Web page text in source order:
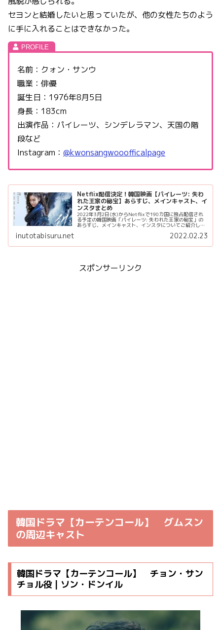
セヨンと結婚したいと思っていたが、他の女性たちのよう
に手に入れることはできなかった。
名前：クォン・サンウ
職業：俳優
誕生日：1976年8月5日
身長：183cm
出演作品：パイレーツ、シンデレラマン、天国の階
段など
Instagram： @kwonsangwooofficalpage
Netflix配信決定！韓国映画【パイレーツ: 失わ
れた王家の秘宝】あらすじ、メインキャスト、イ
ンスタまとめ
2022年3月2日(水)からNetflixで190カ国に独占配信され
る予定の韓国映画「パイレーツ: 失われた王家の秘宝」の
あらすじ、メインキャスト、インスタについてご紹介しま
inutotabisuru.net 2022.02.23
スポンサーリンク
韓国ドラマ【カーテンコール】 グムスン
の周辺キャスト
韓国ドラマ【カーテンコール】 チョン・サン
チョル役 | ソン・ドンイル